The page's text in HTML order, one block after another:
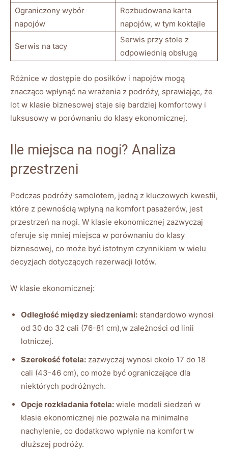
Ograniczony‌ wybór
napojów
Rozbudowana karta
napojów, w tym koktajle
Serwis ⁣na tacy
Serwis ​przy stole z
odpowiednią obsługą
Różnice w dostępie do posiłków i‍ napojów mogą
znacząco ‍wpłynąć⁢ na ⁣wrażenia z podróży, sprawiając, że
lot w klasie biznesowej staje się bardziej komfortowy i
luksusowy w porównaniu do klasy ‍ekonomicznej.
Ile miejsca na ⁢nogi? Analiza
przestrzeni
Podczas ​podróży samolotem, jedną z kluczowych kwestii,
które z pewnością⁢ wpłyną na komfort ⁣pasażerów, ‌jest
‌przestrzeń na nogi. W klasie ekonomicznej zazwyczaj
oferuje‌ się ⁣mniej miejsca w‍ porównaniu do klasy
biznesowej, co może być istotnym ‍czynnikiem w wielu‍
decyzjach ‌dotyczących rezerwacji lotów.
W klasie ekonomicznej:
Odległość między​ siedzeniami: standardowo wynosi⁤
od ​30 ‍do ‌32 cali (76-81 cm),w zależności od​ linii
‍lotniczej.
Szerokość fotela: ⁣zazwyczaj ​wynosi około 17 do 18
cali (43-46 cm), ‍co‌ może być ‍ograniczające dla
niektórych podróżnych.
Opcje rozkładania fotela: ​wiele modeli ⁣siedzeń w
klasie ekonomicznej ‍nie pozwala na ‍minimalne
nachylenie,⁢ co dodatkowo wpłynie ​na⁤ komfort w
dłuższej podróży.